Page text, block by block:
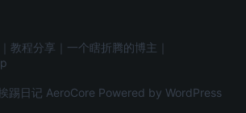
教程分享｜一个瞎折腾的博主｜
踢日记 AeroCore Powered by WordPress